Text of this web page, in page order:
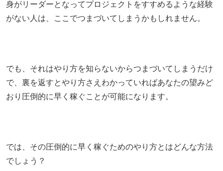
身がリーダーとなってプロジェクトをすすめるような経験
がない人は、ここでつまづいてしまうかもしれません。
でも、それはやり方を知らないからつまづいてしまうだけ
で、裏を返すとやり方さえわかっていればあなたの望みど
おり圧倒的に早く稼ぐことが可能になります。
では、その圧倒的に早く稼ぐためのやり方とはどんな方法
でしょう？